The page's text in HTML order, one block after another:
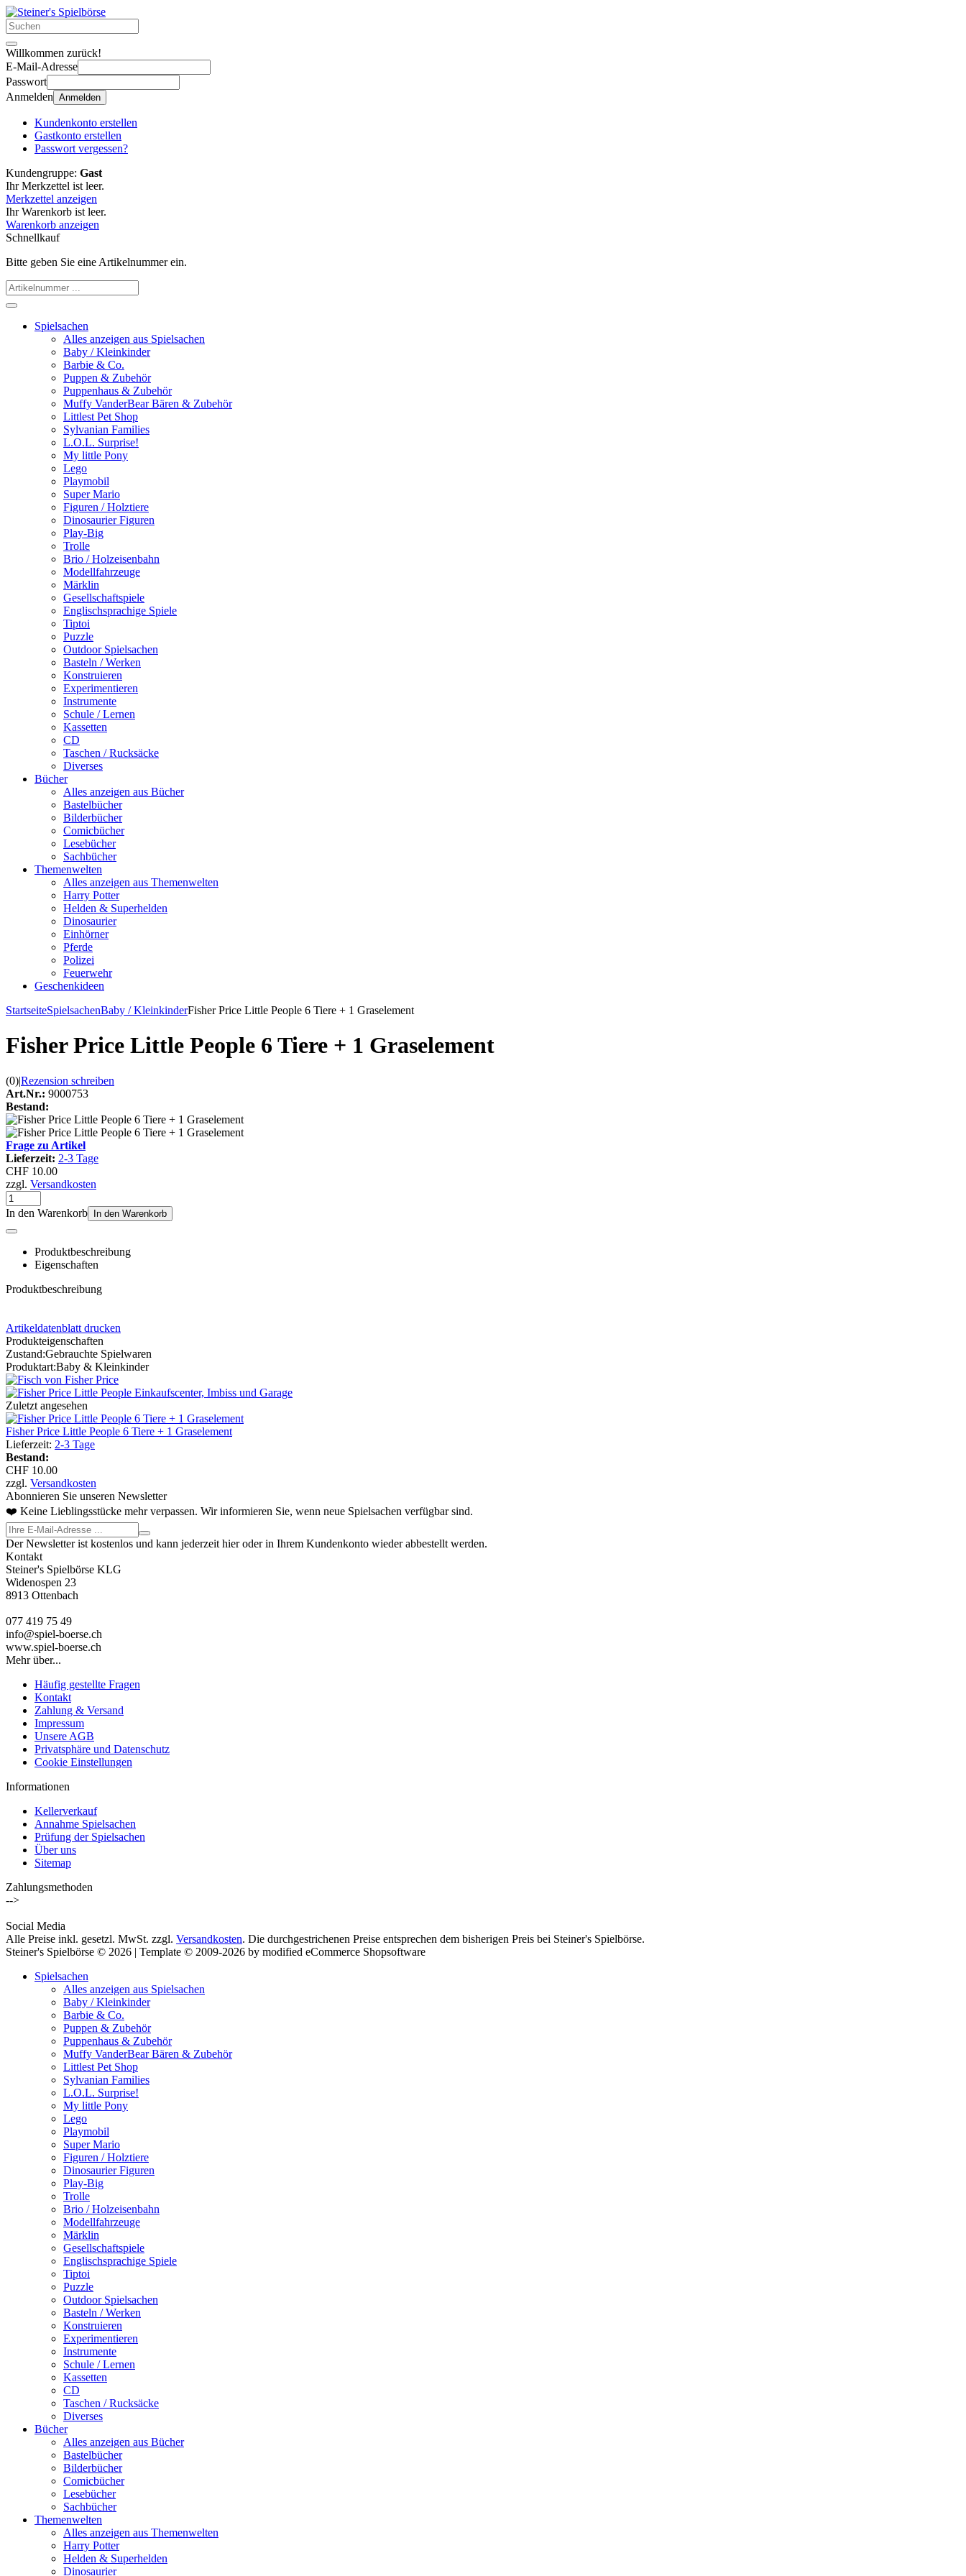
Willkommen zurück!
E-Mail-Adresse
Passwort
Anmelden Anmelden
Kundenkonto erstellen
Gastkonto erstellen
Passwort vergessen?
Kundengruppe: Gast
Ihr Merkzettel ist leer.
Merkzettel anzeigen
Ihr Warenkorb ist leer.
Warenkorb anzeigen
Schnellkauf
Bitte geben Sie eine Artikelnummer ein.
Spielsachen
Alles anzeigen aus Spielsachen
Baby / Kleinkinder
Barbie & Co.
Puppen & Zubehör
Puppenhaus & Zubehör
Muffy VanderBear Bären & Zubehör
Littlest Pet Shop
Sylvanian Families
L.O.L. Surprise!
My little Pony
Lego
Playmobil
Super Mario
Figuren / Holztiere
Dinosaurier Figuren
Play-Big
Trolle
Brio / Holzeisenbahn
Modellfahrzeuge
Märklin
Gesellschaftspiele
Englischsprachige Spiele
Tiptoi
Puzzle
Outdoor Spielsachen
Basteln / Werken
Konstruieren
Experimentieren
Instrumente
Schule / Lernen
Kassetten
CD
Taschen / Rucksäcke
Diverses
Bücher
Alles anzeigen aus Bücher
Bastelbücher
Bilderbücher
Comicbücher
Lesebücher
Sachbücher
Themenwelten
Alles anzeigen aus Themenwelten
Harry Potter
Helden & Superhelden
Dinosaurier
Einhörner
Pferde
Polizei
Feuerwehr
Geschenkideen
StartseiteSpielsachenBaby / KleinkinderFisher Price Little People 6 Tiere + 1 Graselement
Fisher Price Little People 6 Tiere + 1 Graselement
(0)|Rezension schreiben
Art.Nr.: 9000753
Bestand:
Frage zu Artikel
Lieferzeit: 2-3 Tage
CHF 10.00
zzgl. Versandkosten
In den Warenkorb In den Warenkorb
Produktbeschreibung
Eigenschaften
Produktbeschreibung
Artikeldatenblatt drucken
Produkteigenschaften
Zustand:Gebrauchte Spielwaren
Produktart:Baby & Kleinkinder
Zuletzt angesehen
Fisher Price Little People 6 Tiere + 1 Graselement
Lieferzeit: 2-3 Tage
Bestand:
CHF 10.00
zzgl. Versandkosten
Abonnieren Sie unseren Newsletter
❤️ Keine Lieblingsstücke mehr verpassen. Wir informieren Sie, wenn neue Spielsachen verfügbar sind.
Der Newsletter ist kostenlos und kann jederzeit hier oder in Ihrem Kundenkonto wieder abbestellt werden.
Kontakt
Steiner's Spielbörse KLG
Widenospen 23
8913 Ottenbach
077 419 75 49
info@spiel-boerse.ch
www.spiel-boerse.ch
Mehr über...
Häufig gestellte Fragen
Kontakt
Zahlung & Versand
Impressum
Unsere AGB
Privatsphäre und Datenschutz
Cookie Einstellungen
Informationen
Kellerverkauf
Annahme Spielsachen
Prüfung der Spielsachen
Über uns
Sitemap
Zahlungsmethoden
-->
Social Media
Alle Preise inkl. gesetzl. MwSt. zzgl. Versandkosten. Die durchgestrichenen Preise entsprechen dem bisherigen Preis bei Steiner's Spielbörse.
Steiner's Spielbörse © 2026 | Template © 2009-2026 by modified eCommerce Shopsoftware
Spielsachen
Alles anzeigen aus Spielsachen
Baby / Kleinkinder
Barbie & Co.
Puppen & Zubehör
Puppenhaus & Zubehör
Muffy VanderBear Bären & Zubehör
Littlest Pet Shop
Sylvanian Families
L.O.L. Surprise!
My little Pony
Lego
Playmobil
Super Mario
Figuren / Holztiere
Dinosaurier Figuren
Play-Big
Trolle
Brio / Holzeisenbahn
Modellfahrzeuge
Märklin
Gesellschaftspiele
Englischsprachige Spiele
Tiptoi
Puzzle
Outdoor Spielsachen
Basteln / Werken
Konstruieren
Experimentieren
Instrumente
Schule / Lernen
Kassetten
CD
Taschen / Rucksäcke
Diverses
Bücher
Alles anzeigen aus Bücher
Bastelbücher
Bilderbücher
Comicbücher
Lesebücher
Sachbücher
Themenwelten
Alles anzeigen aus Themenwelten
Harry Potter
Helden & Superhelden
Dinosaurier